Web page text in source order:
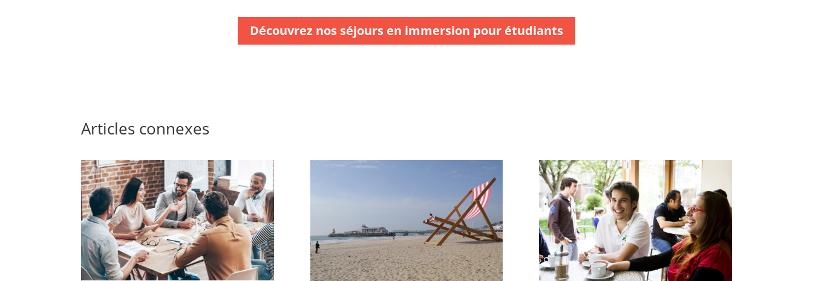
Découvrez nos séjours en immersion pour étudiants
Articles connexes